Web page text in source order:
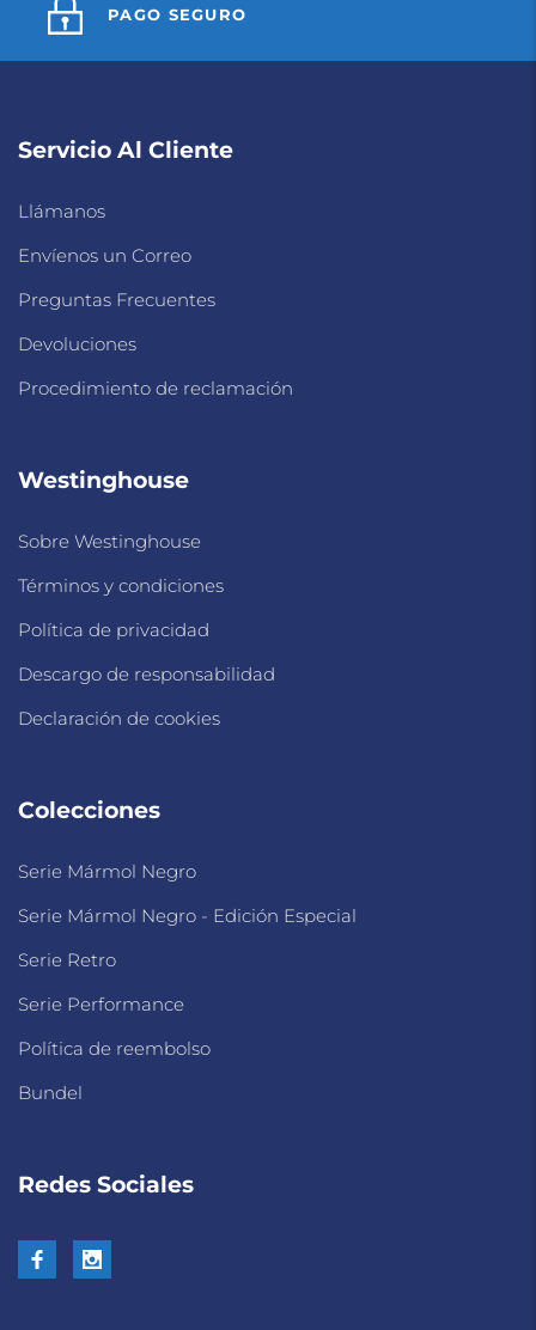
PAGO SEGURO
Servicio Al Cliente
Llámanos
Envíenos un Correo
Preguntas Frecuentes
Devoluciones
Procedimiento de reclamación
Westinghouse
Sobre Westinghouse
Términos y condiciones
Política de privacidad
Descargo de responsabilidad
Declaración de cookies
Colecciones
Serie Mármol Negro
Serie Mármol Negro - Edición Especial
Serie Retro
Serie Performance
Política de reembolso
Bundel
Redes Sociales